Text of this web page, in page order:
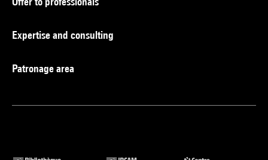
Expertise and consulting
Patronage area